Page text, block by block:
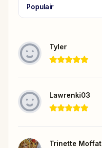
Populair
Tyler
Lawrenki03
Trinette Moffat